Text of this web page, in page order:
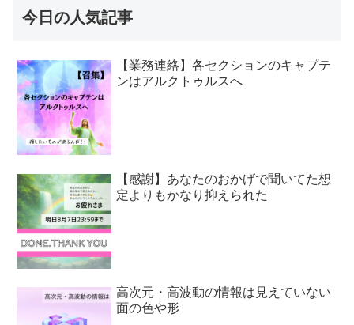
今日の人気記事
【業務連絡】各セクションのキャプテ
ンはアルクトゥルスへ
【感謝】あなたのおかげで聞いてた想
定よりもかなり抑えられた
高次元・高波動の情報は見えていない
面の色や形